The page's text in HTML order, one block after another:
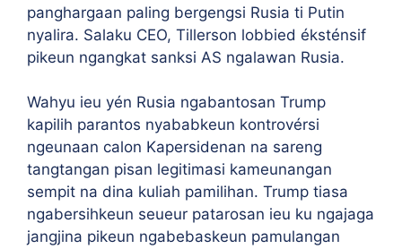
panghargaan paling bergengsi Rusia ti Putin
nyalira. Salaku CEO, Tillerson lobbied éksténsif
pikeun ngangkat sanksi AS ngalawan Rusia.
Wahyu ieu yén Rusia ngabantosan Trump
kapilih parantos nyababkeun kontrovérsi
ngeunaan calon Kapersidenan na sareng
tangtangan pisan legitimasi kameunangan
sempit na dina kuliah pamilihan. Trump tiasa
ngabersihkeun seueur patarosan ieu ku ngajaga
jangjina pikeun ngabebaskeun pamulangan